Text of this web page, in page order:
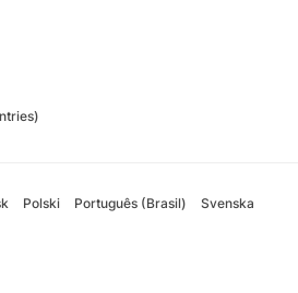
Polski Português (Brasil) Svenska